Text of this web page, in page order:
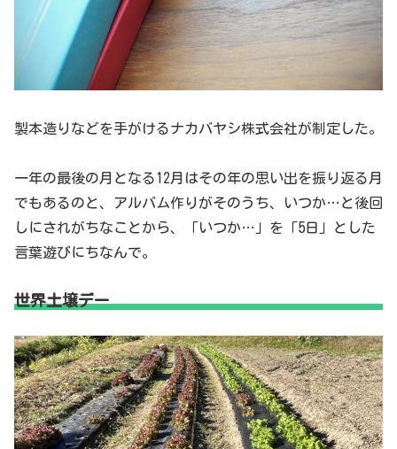
製本造りなどを手がけるナカバヤシ株式会社が制定した。
一年の最後の月となる12月はその年の思い出を振り返る月
でもあるのと、アルバム作りがそのうち、いつか…と後回
しにされがちなことから、「いつか…」を「5日」とした
言葉遊びにちなんで。
世界土壌デー